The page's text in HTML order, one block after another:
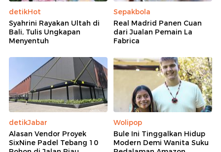
detikHot
Syahrini Rayakan Ultah di
Bali, Tulis Ungkapan
Menyentuh
Sepakbola
Real Madrid Panen Cuan
dari Jualan Pemain La
Fabrica
detikJabar
Alasan Vendor Proyek
SixNine Padel Tebang 10
Wolipop
Bule Ini Tinggalkan Hidup
Modern Demi Wanita Suku